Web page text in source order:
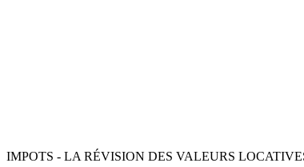
IMPOTS - LA RÉVISION DES VALEURS